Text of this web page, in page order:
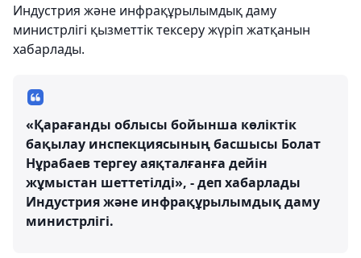
Индустрия және инфрақұрылымдық даму
министрлігі қызметтік тексеру жүріп жатқанын
хабарлады.
«Қарағанды ​​облысы бойынша көліктік
бақылау инспекциясының басшысы Болат
Нұрабаев тергеу аяқталғанға дейін
жұмыстан шеттетілді», - деп хабарлады
Индустрия және инфрақұрылымдық даму
министрлігі.